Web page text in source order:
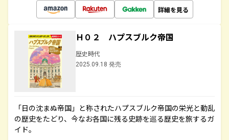
詳細を見る
Ｈ０２ ハプスブルク帝国
歴史時代
2025.09.18 発売
「日の沈まぬ帝国」と称されたハプスブルク帝国の栄光と動乱
の歴史をたどり、今なお各国に残る史跡を巡る歴史を旅するガ
イド。